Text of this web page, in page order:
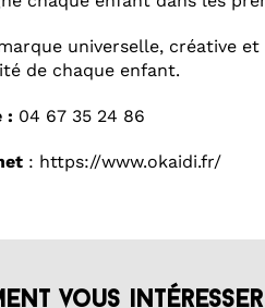
universelle, créative
de chaque enfant.
: 04 67 35 24 86
: https://www.okaidi.fr/
vous intéresser